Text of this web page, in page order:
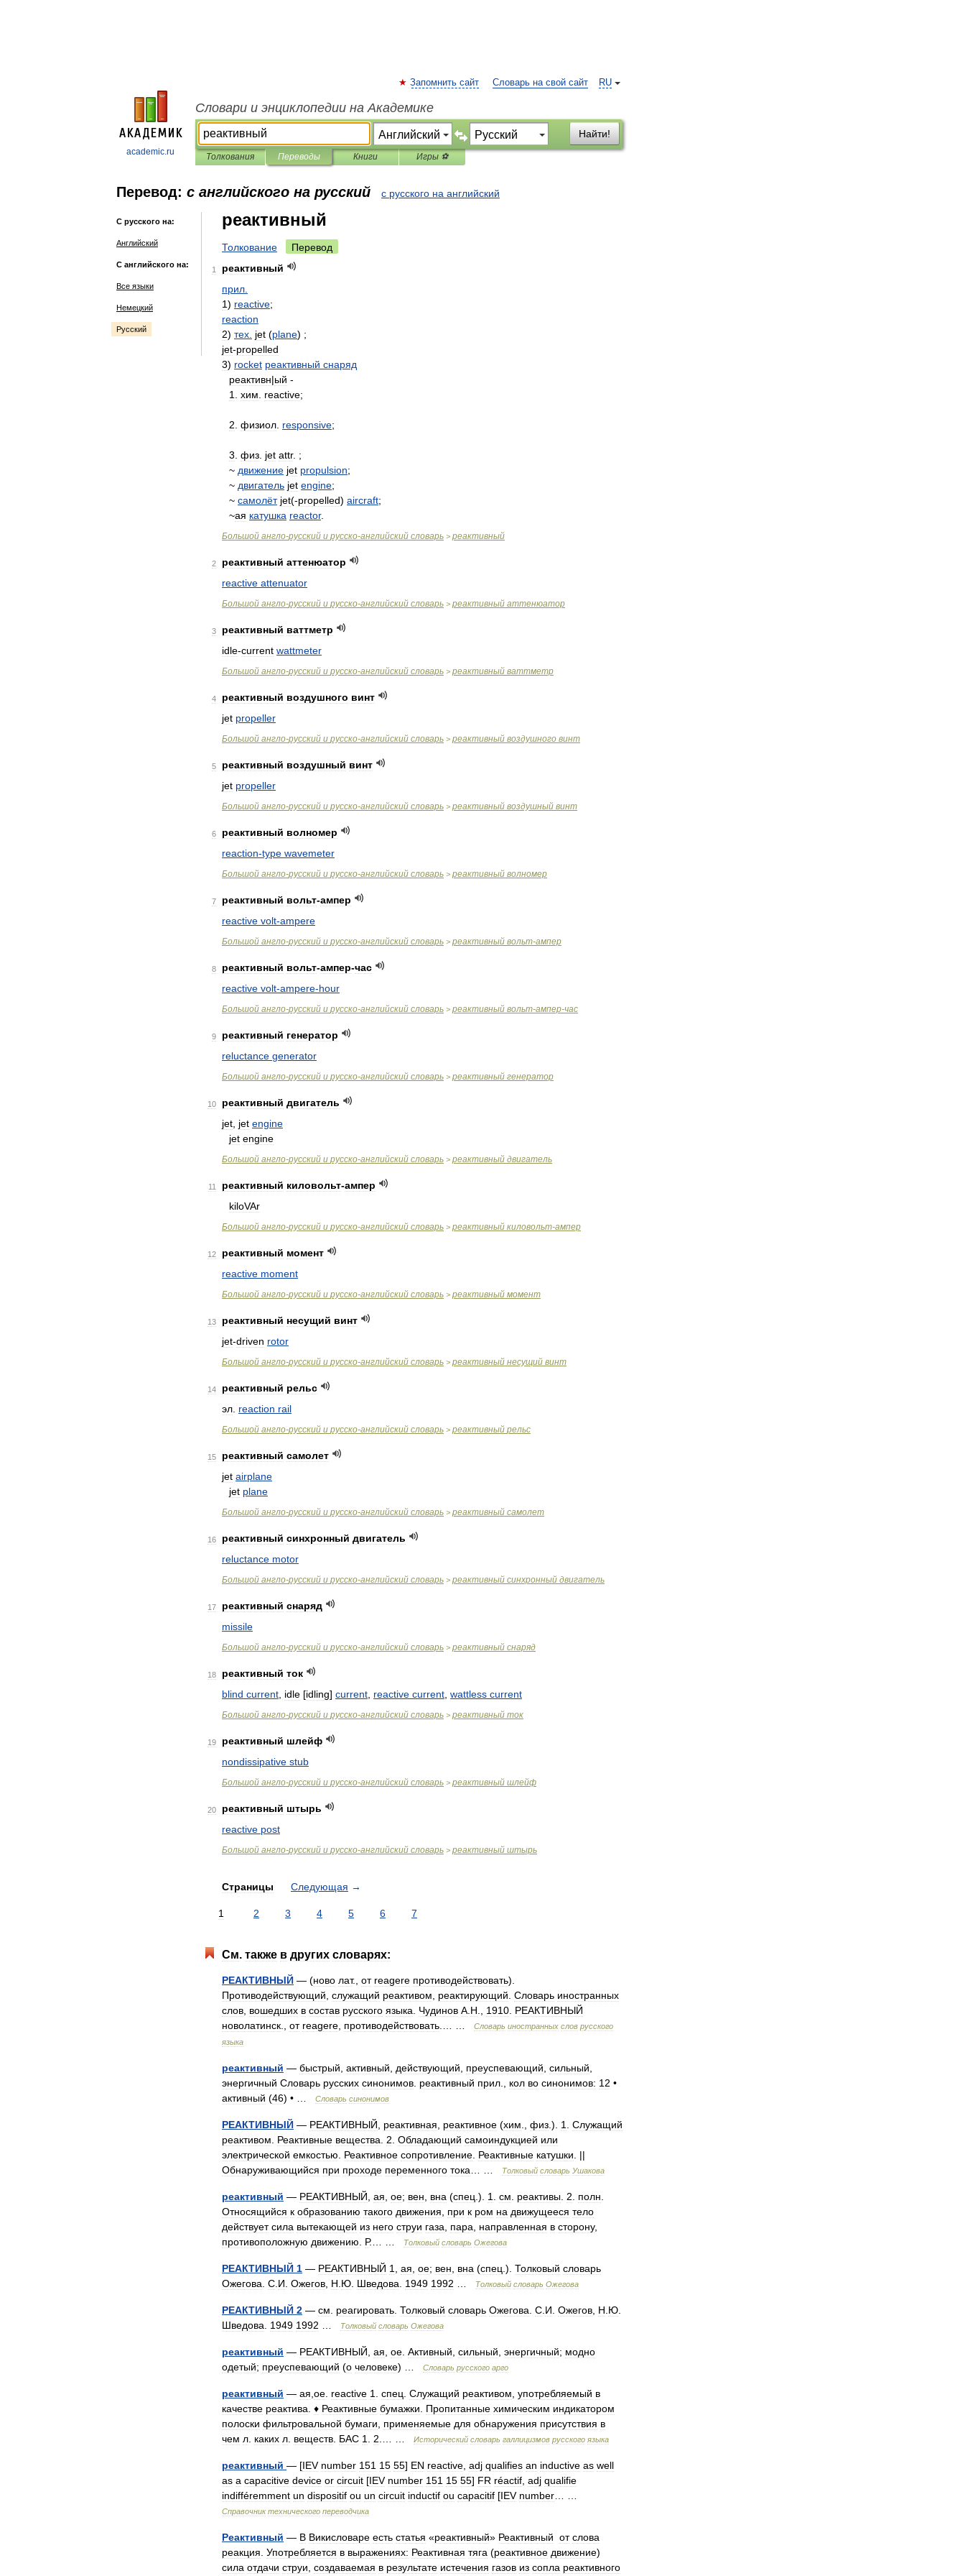
academic.ru
RU
Запомнить сайт Словарь на свой сайт
Словари и энциклопедии на Академике
Найти!
Толкования Переводы Книги Игры ⚽
Перевод: с английского на русский с русского на английский
С русского на:
Английский
С английского на:
Все языки
Немецкий
Русский
реактивный
Толкование Перевод
1
реактивный
прил
1) reactive;
reaction
2) тех jet (plane) ;
jet-propelled
3) rocket реактивный снаряд
реактивн|ый -
1
хим reactive;
2 физиол responsive;
3 физ jet attr. ;
~ движение jet propulsion;
~ двигатель jet engine;
~ самолёт jet(-propelled) aircraft;
~ая катушка reactor.
Большой англо-русский и русско-английский словарь > реактивный
2 реактивный аттенюатор
reactive attenuator
Большой англо-русский и русско-английский словарь > реактивный аттенюатор
3 реактивный ваттметр
idle-current wattmeter
Большой англо-русский и русско-английский словарь > реактивный ваттметр
4 реактивный воздушного винт
jet propeller
Большой англо-русский и русско-английский словарь > реактивный воздушного винт
5 реактивный воздушный винт
jet propeller
Большой англо-русский и русско-английский словарь > реактивный воздушный винт
6 реактивный волномер
reaction-type wavemeter
Большой англо-русский и русско-английский словарь > реактивный волномер
7 реактивный вольт-ампер
reactive volt-ampere
Большой англо-русский и русско-английский словарь > реактивный вольт-ампер
8 реактивный вольт-ампер-час
reactive volt-ampere-hour
Большой англо-русский и русско-английский словарь > реактивный вольт-ампер-час
9 реактивный генератор
reluctance generator
Большой англо-русский и русско-английский словарь > реактивный генератор
10 реактивный двигатель
jet jet engine
jet engine
Большой англо-русский и русско-английский словарь > реактивный двигатель
11 реактивный киловольт-ампер
kiloVAr
Большой англо-русский и русско-английский словарь > реактивный киловольт-ампер
12 реактивный момент
reactive moment
Большой англо-русский и русско-английский словарь > реактивный момент
13 реактивный несущий винт
jet-driven rotor
Большой англо-русский и русско-английский словарь > реактивный несущий винт
14 реактивный рельс
эл reaction rail
Большой англо-русский и русско-английский словарь > реактивный рельс
15 реактивный самолет
jet airplane
jet plane
Большой англо-русский и русско-английский словарь > реактивный самолет
16 реактивный синхронный двигатель
reluctance motor
Большой англо-русский и русско-английский словарь > реактивный синхронный двигатель
17 реактивный снаряд
missile
Большой англо-русский и русско-английский словарь > реактивный снаряд
18 реактивный ток
blind current idle [idling] current reactive current wattless current
Большой англо-русский и русско-английский словарь > реактивный ток
19 реактивный шлейф
nondissipative stub
Большой англо-русский и русско-английский словарь > реактивный шлейф
20 реактивный штырь
reactive post
Большой англо-русский и русско-английский словарь > реактивный штырь
Страницы Следующая →
1 2 3 4 5 6 7
См. также в других словарях:
РЕАКТИВНЫЙ — (ново лат., от reagere противодействовать).
Противодействующий служащий реактивом реактирующий Словарь иностранных
слов вошедших в состав русского языка Чудинов А Н 1910 РЕАКТИВНЫЙ
новолатинск
от reagere противодействовать Словарь иностранных слов русского
языка
реактивный — быстрый активный действующий преуспевающий сильный
энергичный Словарь русских синонимов реактивный прил кол во синонимов: 12 •
активный (46) • … Словарь синонимов
РЕАКТИВНЫЙ — РЕАКТИВНЫЙ реактивная реактивное (хим физ .). 1
Служащий
реактивом
Реактивные вещества 2 Обладающий самоиндукцией или
электрической емкостью Реактивное сопротивление Реактивные катушки . ||
Обнаруживающийся при проходе переменного тока Толковый словарь Ушакова
реактивный — РЕАКТИВНЫЙ ая ое; вен вна (спец .). 1 см реактивы 2 полн
Относящийся к образованию такого движения при к ром на движущееся тело
действует сила вытекающей из него струи газа пара направленная в сторону,
противоположную движению Р.… … Толковый словарь Ожегова
РЕАКТИВНЫЙ 1 — РЕАКТИВНЫЙ 1 ая ое; вен вна (спец .). Толковый словарь
Ожегова С И Ожегов Н Ю Шведова 1949 1992 Толковый словарь Ожегова
РЕАКТИВНЫЙ 2 — см реагировать Толковый словарь Ожегова С И Ожегов Н Ю
Шведова
1949 1992 Толковый словарь Ожегова
реактивный — РЕАКТИВНЫЙ ая ое Активный сильный энергичный; модно
одетый; преуспевающий (о человеке) … Словарь русского арго
реактивный — ая ое reactive 1 спец Служащий реактивом употребляемый в
качестве реактива ♦ Реактивные бумажки Пропитанные химическим индикатором
полоски фильтровальной бумаги применяемые для обнаружения присутствия в
чем л каких л веществ БАС 1 2 Исторический словарь галлицизмов русского языка
реактивный — [IEV number 151 15 55] EN reactive adj qualifies an inductive as well
as a capacitive device or circuit [IEV number 151 15 55] FR réactif adj qualifie
indifféremment un dispositif ou un circuit inductif ou capacitif [IEV number
Справочник технического переводчика
Реактивный — В Викисловаре есть статья «реактивный» Реактивный от слова
реакция Употребляется в выражениях: Реактивная тяга (реактивное движение)
сила отдачи струи создаваемая в результате истечения газов из сопла реактивного